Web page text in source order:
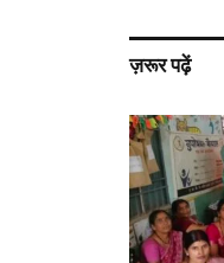
ज़रूर पढ़ें